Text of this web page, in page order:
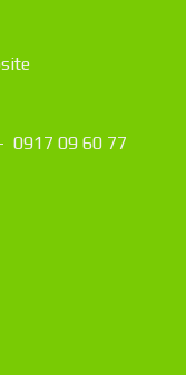
0917 09 60 77